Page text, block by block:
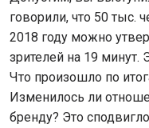
говорили, что 50 тыс.
2018 году можно
зрителей на 19 минут.
Что произошло по
Изменилось ли
бренду? Это